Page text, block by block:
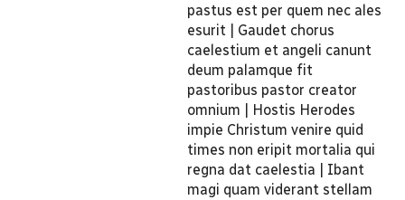
pastus est per quem nec ales
esurit | Gaudet chorus
caelestium et angeli canunt
deum palamque fit
pastoribus pastor creator
omnium | Hostis Herodes
impie Christum venire quid
times non eripit mortalia qui
regna dat caelestia | Ibant
magi quam viderant stellam